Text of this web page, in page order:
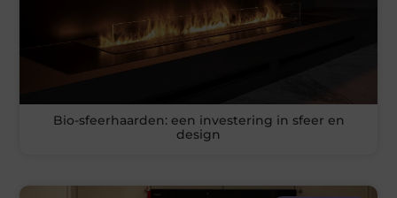
Bio-sfeerhaarden: een investering in sfeer en
design